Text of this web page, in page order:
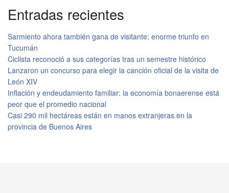
Entradas recientes
Sarmiento ahora también gana de visitante: enorme triunfo en
Tucumán
Ciclista reconoció a sus categorías tras un semestre histórico
Lanzaron un concurso para elegir la canción oficial de la visita de
León XIV
Inflación y endeudamiento familiar: la economía bonaerense está
peor que el promedio nacional
Casi 290 mil hectáreas están en manos extranjeras en la
provincia de Buenos Aires